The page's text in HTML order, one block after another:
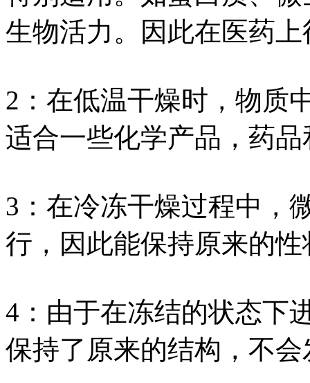
生物活力。因此在医药
2：在低温干燥时，物质
适合一些化学产品，药
3：在冷冻干燥过程中，
行，因此能保持原来的性
4：由于在冻结的状态下
保持了原来的结构，不